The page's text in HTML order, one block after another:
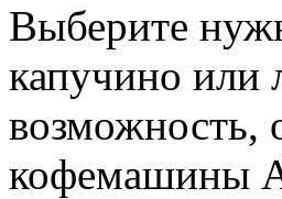
Выберите
капучино или
возможность,
кофемашины